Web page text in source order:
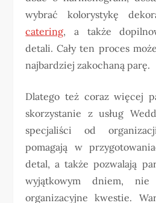
wybrać kolorystykę
catering, a także
detali. Cały ten proces
najbardziej zakochaną parę.
Dlatego też coraz więcej
skorzystanie z usług
specjaliści od
pomagają w
detal, a także pozwalają
wyjątkowym dniem,
organizacyjne kwestie.